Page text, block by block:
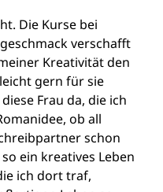
Die Kurse bei
verschafft
Kreativität den
gern für sie
Frau da, die ich
ob all
schon
ein kreatives Leben
ich dort traf,